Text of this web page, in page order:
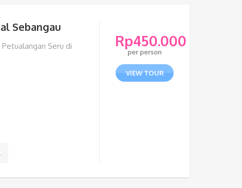
Sebangau
Seru di
Rp450.000
per person
VIEW TOUR